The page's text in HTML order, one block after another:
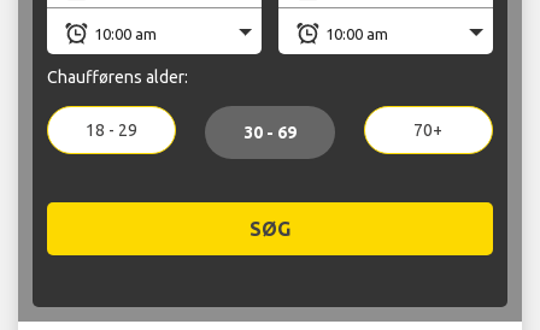
Chaufførens alder:
18 - 29 30 - 69 70+
SØG